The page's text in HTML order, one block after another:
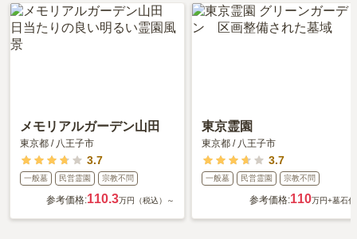
メモリアルガーデン山田
東京都 / 八王子市
3.7
一般墓 民営霊園 宗教不問
参考価格:110.3万円（税込）～
東京霊園
東京都 / 八王子市
3.7
一般墓 民営霊園 宗教不問
参考価格:110万円+墓石代